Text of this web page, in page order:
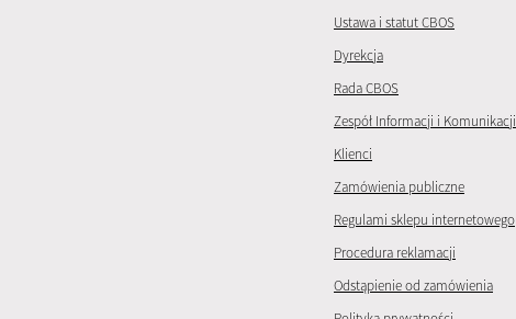
Ustawa i statut CBOS
Dyrekcja
Rada CBOS
Zespół Informacji i Komunikacji
Klienci
Zamówienia publiczne
Regulami sklepu internetowego
Procedura reklamacji
Odstąpienie od zamówienia